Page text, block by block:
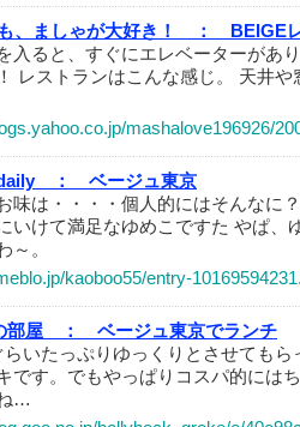
、ましゃが大好き！ ：
BEIGE
入ると、すぐにエレベーターがあ
レストランはこんな感じ。 天井
mashalove196926/
：
ベージュ東京
味は・・・・個人的にはそんなに
いけて満足なゆめこですた やぱ、
～。
kaoboo55/entry-
部屋 ：
ベージュ東京でランチ
らいたっぷりゆっくりとさせても
です。でもやっぱりコスパ的には
…